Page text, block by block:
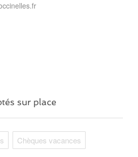
sur place
Chèques vacances